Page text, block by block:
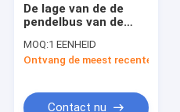
De lage van de de
pendelbus van de
de de luxepassagier
Motor van de
MOQ:1 EENHEID
Ontvang de meest recente Prijs
Contact nu